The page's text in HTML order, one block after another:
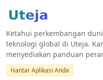
Ketahui perkembangan
teknologi global di Uteja.
menyediakan panduan
Hantar Aplikasi Anda